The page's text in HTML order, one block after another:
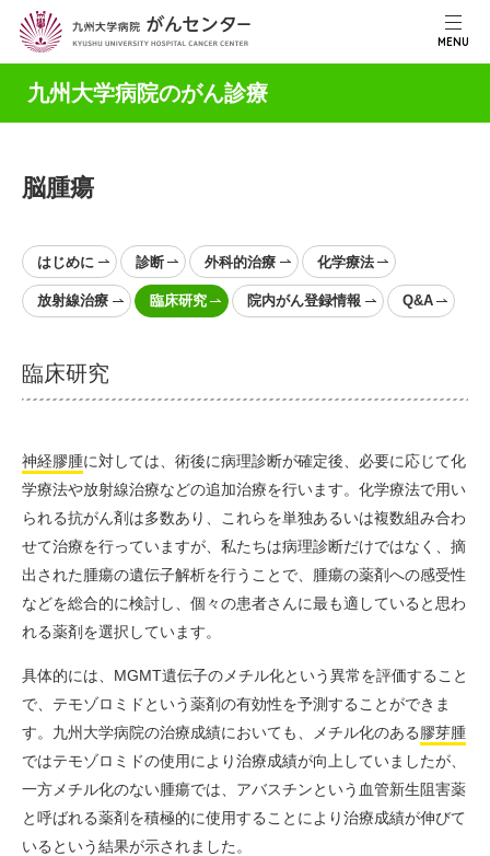
MENU
九州大学病院のがん診療
脳腫瘍
はじめに 診断 外科的治療 化学療法
放射線治療 臨床研究 院内がん登録情報 Q&A
臨床研究
神経膠腫に対しては、術後に病理診断が確定後、必要に応じて化
学療法や放射線治療などの追加治療を行います。化学療法で用い
られる抗がん剤は多数あり、これらを単独あるいは複数組み合わ
せて治療を行っていますが、私たちは病理診断だけではなく、摘
出された腫瘍の遺伝子解析を行うことで、腫瘍の薬剤への感受性
などを総合的に検討し、個々の患者さんに最も適していると思わ
れる薬剤を選択しています。
具体的には、MGMT遺伝子のメチル化という異常を評価すること
で、テモゾロミドという薬剤の有効性を予測することができま
す。九州大学病院の治療成績においても、メチル化のある膠芽腫
ではテモゾロミドの使用により治療成績が向上していましたが、
一方メチル化のない腫瘍では、アバスチンという血管新生阻害薬
と呼ばれる薬剤を積極的に使用することにより治療成績が伸びて
いるという結果が示されました。